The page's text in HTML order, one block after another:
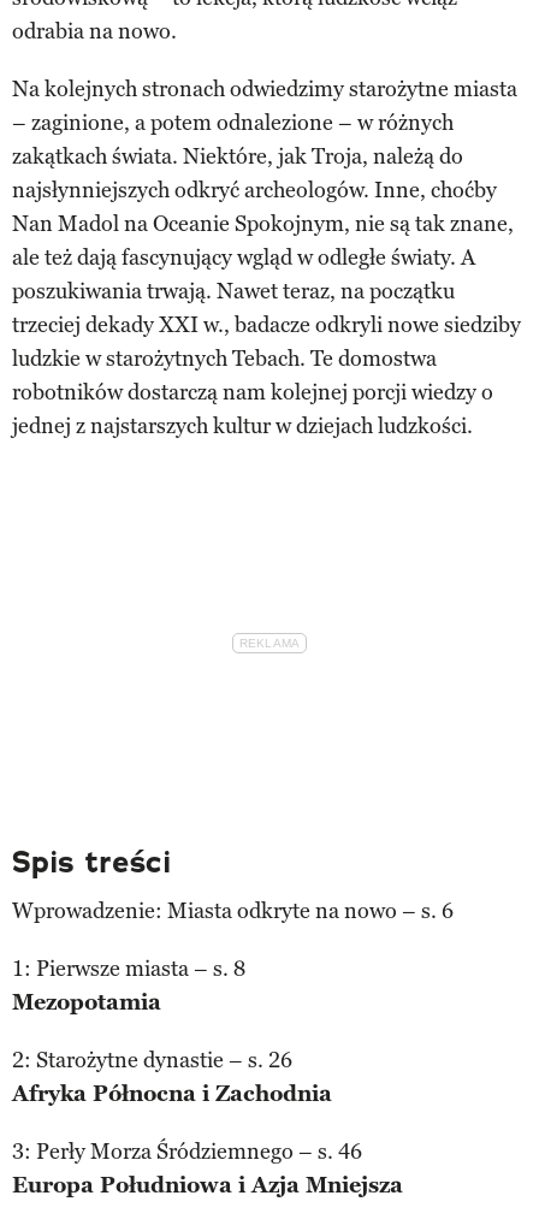
odrabia na nowo.
Na kolejnych stronach odwiedzimy starożytne miasta
– zaginione, a potem odnalezione – w różnych
zakątkach świata. Niektóre, jak Troja, należą do
najsłynniejszych odkryć archeologów. Inne, choćby
Nan Madol na Oceanie Spokojnym, nie są tak znane,
ale też dają fascynujący wgląd w odległe światy. A
poszukiwania trwają. Nawet teraz, na początku
trzeciej dekady XXI w., badacze odkryli nowe siedziby
ludzkie w starożytnych Tebach. Te domostwa
robotników dostarczą nam kolejnej porcji wiedzy o
jednej z najstarszych kultur w dziejach ludzkości.
Spis treści
Wprowadzenie: Miasta odkryte na nowo – s. 6
1: Pierwsze miasta – s. 8
Mezopotamia
2: Starożytne dynastie – s. 26
Afryka Północna i Zachodnia
3: Perły Morza Śródziemnego – s. 46
Europa Południowa i Azja Mniejsza